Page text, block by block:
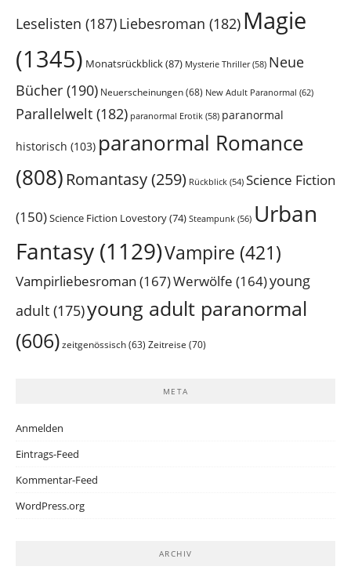
Leselisten (187)Liebesroman (182) Magie
(1345) Monatsrückblick(87) Mysterie Thriller(58) Neue
Bücher (190) Neuerscheinungen(68) New Adult Paranormal (62)
Parallelwelt (182) paranormal Erotik (58) paranormal
historisch (103) paranormal Romance
(808) Romantasy(259) Rückblick (54) Science Fiction
(150)Science Fiction Lovestory(74) Steampunk (56) Urban
Fantasy (1129)Vampire (421)
Vampirliebesroman (167)Werwölfe (164)young
adult (175)young adult paranormal
(606) zeitgenössisch (63) Zeitreise (70)
META
Anmelden
Eintrags-Feed
Kommentar-Feed
WordPress.org
ARCHIV